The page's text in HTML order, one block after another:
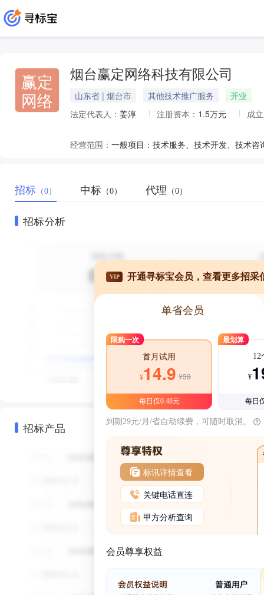
赢定
网络
烟台赢定网络科技有限公司
山东省 | 烟台市 其他技术推广服务
开业
法定代表人： 姜淳 注册资本： 1.5万元 成
经营范围：
招标 （0） 中标 （0） 代理 （0）
招标分析
招标产品
VIP 开通寻标宝会员，查看更多招采
单省会员
限购一次
首月试用
¥14.9 ¥39
每日仅0.48元
最划算
12
¥
每日
到期29元/月/省自动续费，可随时取消。
标讯详情查看
关键电话直连
甲方分析查询
会员尊享权益